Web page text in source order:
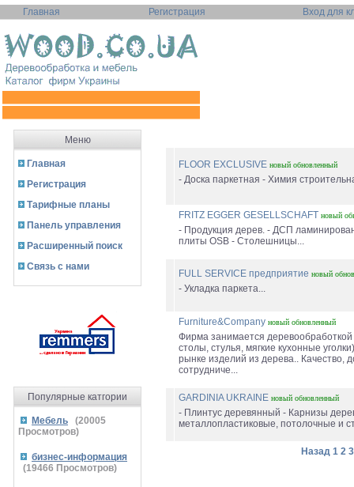
Главная Регистрация Вход для
Меню
Главная
Регистрация
Тарифные планы
Панель управления
Расширенный поиск
Связь с нами
Популярные катгории
Мебель (20005
Просмотров)
бизнес-информация
(19466 Просмотров)
FLOOR EXCLUSIVE новый обновленный
- Доска паркетная - Химия
FRITZ EGGER GESELLSCHAFT новый
- Продукция дерев. - ДСП
плиты OSB - Столешницы...
FULL SERVICE предприятие новый
- Укладка паркета...
Furniture&Company новый обновленный
Фирма занимается деревообработкой
столы, стулья, мягкие кухонные
рынке изделий из дерева.. Качество,
сотрудниче...
GARDINIA UKRAINE новый обновленный
- Плинтус деревянный - Карнизы
металлопластиковые, потолочные и
Назад 1 2 3